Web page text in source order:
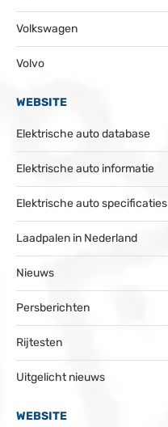
Volkswagen
Volvo
WEBSITE
Elektrische auto database
Elektrische auto informatie
Elektrische auto specificaties
Laadpalen in Nederland
Nieuws
Persberichten
Rijtesten
Uitgelicht nieuws
WEBSITE